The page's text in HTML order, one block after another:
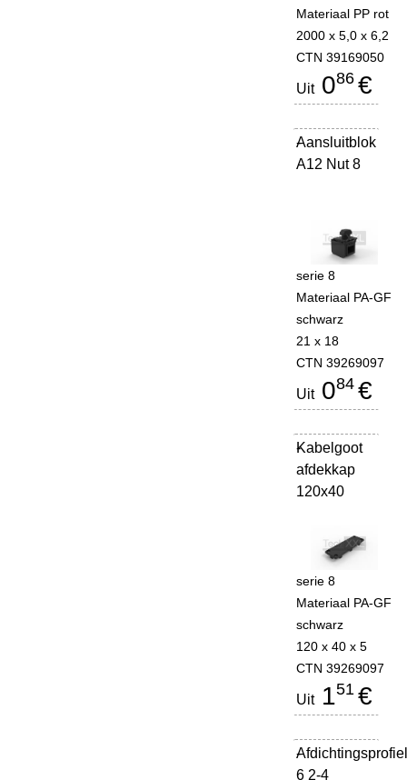
Materiaal PP rot
2000 x 5,0 x 6,2
CTN 39169050
Uit086 €
Aansluitblok
A12 Nut 8
-
serie 8
Materiaal PA-GF
schwarz
21 x 18
CTN 39269097
Uit084 €
Kabelgoot
afdekkap
120x40
-
serie 8
Materiaal PA-GF
schwarz
120 x 40 x 5
CTN 39269097
Uit151 €
6 2-4
-